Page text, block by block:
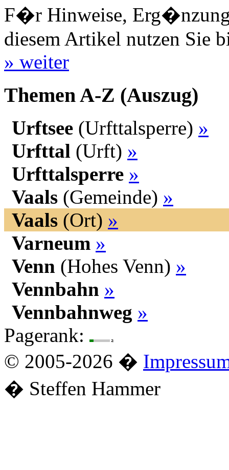
F�r Hinweise,
diesem Artikel nutzen Sie
» weiter
Themen A-Z (Auszug)
Urftsee (Urfttalsperre) »
Urfttal (Urft) »
Urfttalsperre »
Vaals (Gemeinde) »
Vaals (Ort) »
Varneum »
Venn (Hohes Venn) »
Vennbahn »
Vennbahnweg »
Pagerank:
© 2005-2026 �
� Steffen Hammer